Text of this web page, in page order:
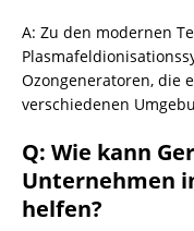
A: Zu den modernen
Ozongeneratoren, die
verschiedenen
Q: Wie kann
Unternehmen
helfen?